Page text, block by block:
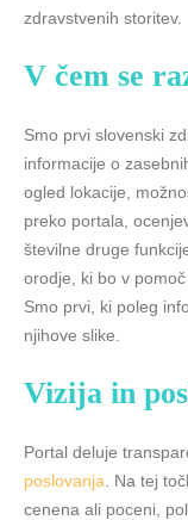
zdravstvenih storitev.
V čem se
Smo prvi slovenski
informacije o
ogled lokacije,
preko portala,
številne druge
orodje, ki bo v
Smo prvi, ki poleg
njihove slike.
Vizija in
Portal deluje
poslovanja . Na tej
cenena ali poceni,